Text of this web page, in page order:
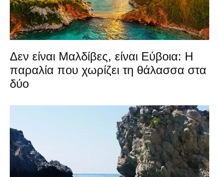
Δεν είναι Μαλδίβες, είναι Εύβοια: Η
παραλία που χωρίζει τη θάλασσα στα
δύο